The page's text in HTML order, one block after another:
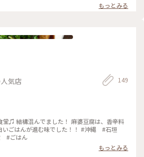
もっとみる
気店 149
堂♫ 結構混んでました！ 麻婆豆腐は、香辛料
いごはんが進む味でした！！ #沖縄 #石垣
#ごはん
もっとみる